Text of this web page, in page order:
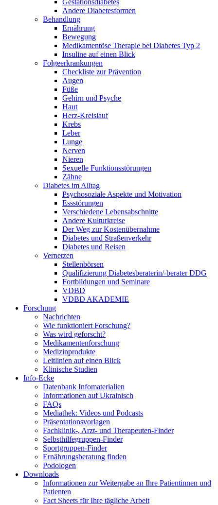
Andere Diabetesformen
Behandlung
Ernährung
Bewegung
Medikamentöse Therapie bei Diabetes Typ 2
Insuline auf einen Blick
Folgeerkrankungen
Checkliste zur Prävention
Augen
Füße
Gehirn und Psyche
Haut
Herz-Kreislauf
Krebs
Leber
Lunge
Nerven
Nieren
Sexuelle Funktionsstörungen
Zähne
Diabetes im Alltag
Psychosoziale Aspekte und Motivation
Essstörungen
Verschiedene Lebensabschnitte
Andere Kulturkreise
Der Weg zur Kostenübernahme
Diabetes und Straßenverkehr
Diabetes und Reisen
Vernetzen
Stellenbörsen
Qualifizierung Diabetesberaterin/­-berater DDG
Fortbildungen und Seminare
VDBD
VDBD AKADEMIE
Forschung
Nachrichten
Wie funktioniert Forschung?
Was wird geforscht?
Medikamentenforschung
Medizinprodukte
Leitlinien auf einen Blick
Klinische Studien
Info-Ecke
Datenbank Infomaterialien
Informationen auf Ukrainisch
FAQs
Mediathek: Videos und Podcasts
Präsentationsvorlagen
Fachklinik-, Arzt- und Therapeuten-Finder
Selbsthilfegruppen-Finder
Sportgruppen-Finder
Ernährungsberatung finden
Podologen
Downloads
Informationen zur Weitergabe an Ihre Patientinnen und
Patienten
Fact Sheets für Ihre tägliche Arbeit